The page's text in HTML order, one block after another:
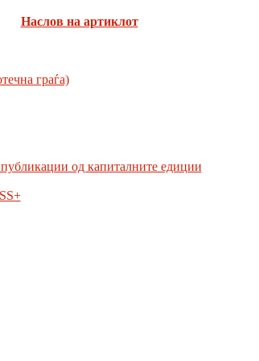
Наслов на артиклот
граѓа)
од капиталните едиции